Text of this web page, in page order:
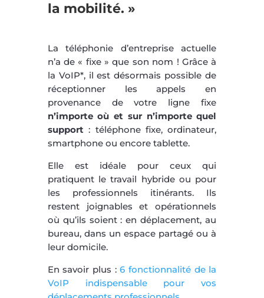
la mobilité. »
La téléphonie d’entreprise actuelle
n’a de « fixe » que son nom ! Grâce à
la VoIP*, il est désormais possible de
réceptionner les appels en
provenance de votre ligne fixe
n’importe où et sur n’importe quel
support: téléphone fixe, ordinateur,
smartphone ou encore tablette.
Elle est idéale pour ceux qui
pratiquent le travail hybride ou pour
les professionnels itinérants. Ils
restent joignables et opérationnels
où qu’ils soient : en déplacement, au
bureau, dans un espace partagé ou à
leur domicile.
En savoir plus :6 fonctionnalité de la
VoIP indispensable pour vos